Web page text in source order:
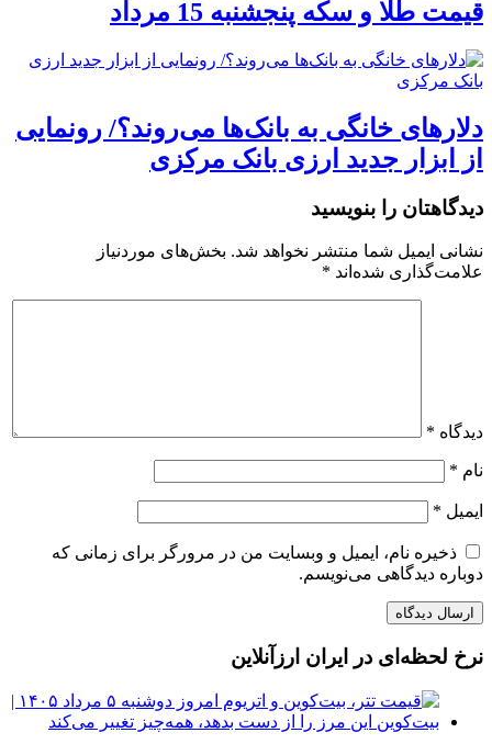
قیمت طلا و سکه پنجشنبه 15 مرداد
دلارهای خانگی به بانک‌ها می‌روند؟/ رونمایی
از ابزار جدید ارزی بانک مرکزی
دیدگاهتان را بنویسید
نشانی ایمیل شما منتشر نخواهد شد. بخش‌های موردنیاز
علامت‌گذاری شده‌اند *
دیدگاه *
نام *
ایمیل *
ذخیره نام، ایمیل و وبسایت من در مرورگر برای زمانی که
دوباره دیدگاهی می‌نویسم.
نرخ لحظه‌ای در ایران ارزآنلاین